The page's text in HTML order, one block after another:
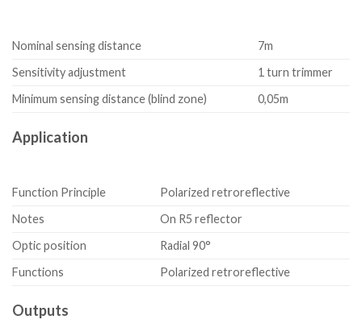
Nominal sensing distance
7m
Sensitivity adjustment
1 turn trimmer
Minimum sensing distance (blind zone)
0,05m
Application
Function Principle
Polarized retroreflective
Notes
On R5 reflector
Optic position
Radial 90°
Functions
Polarized retroreflective
Outputs